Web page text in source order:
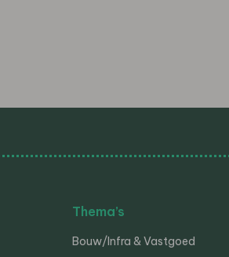
Thema’s
Bouw/Infra & Vastgoed